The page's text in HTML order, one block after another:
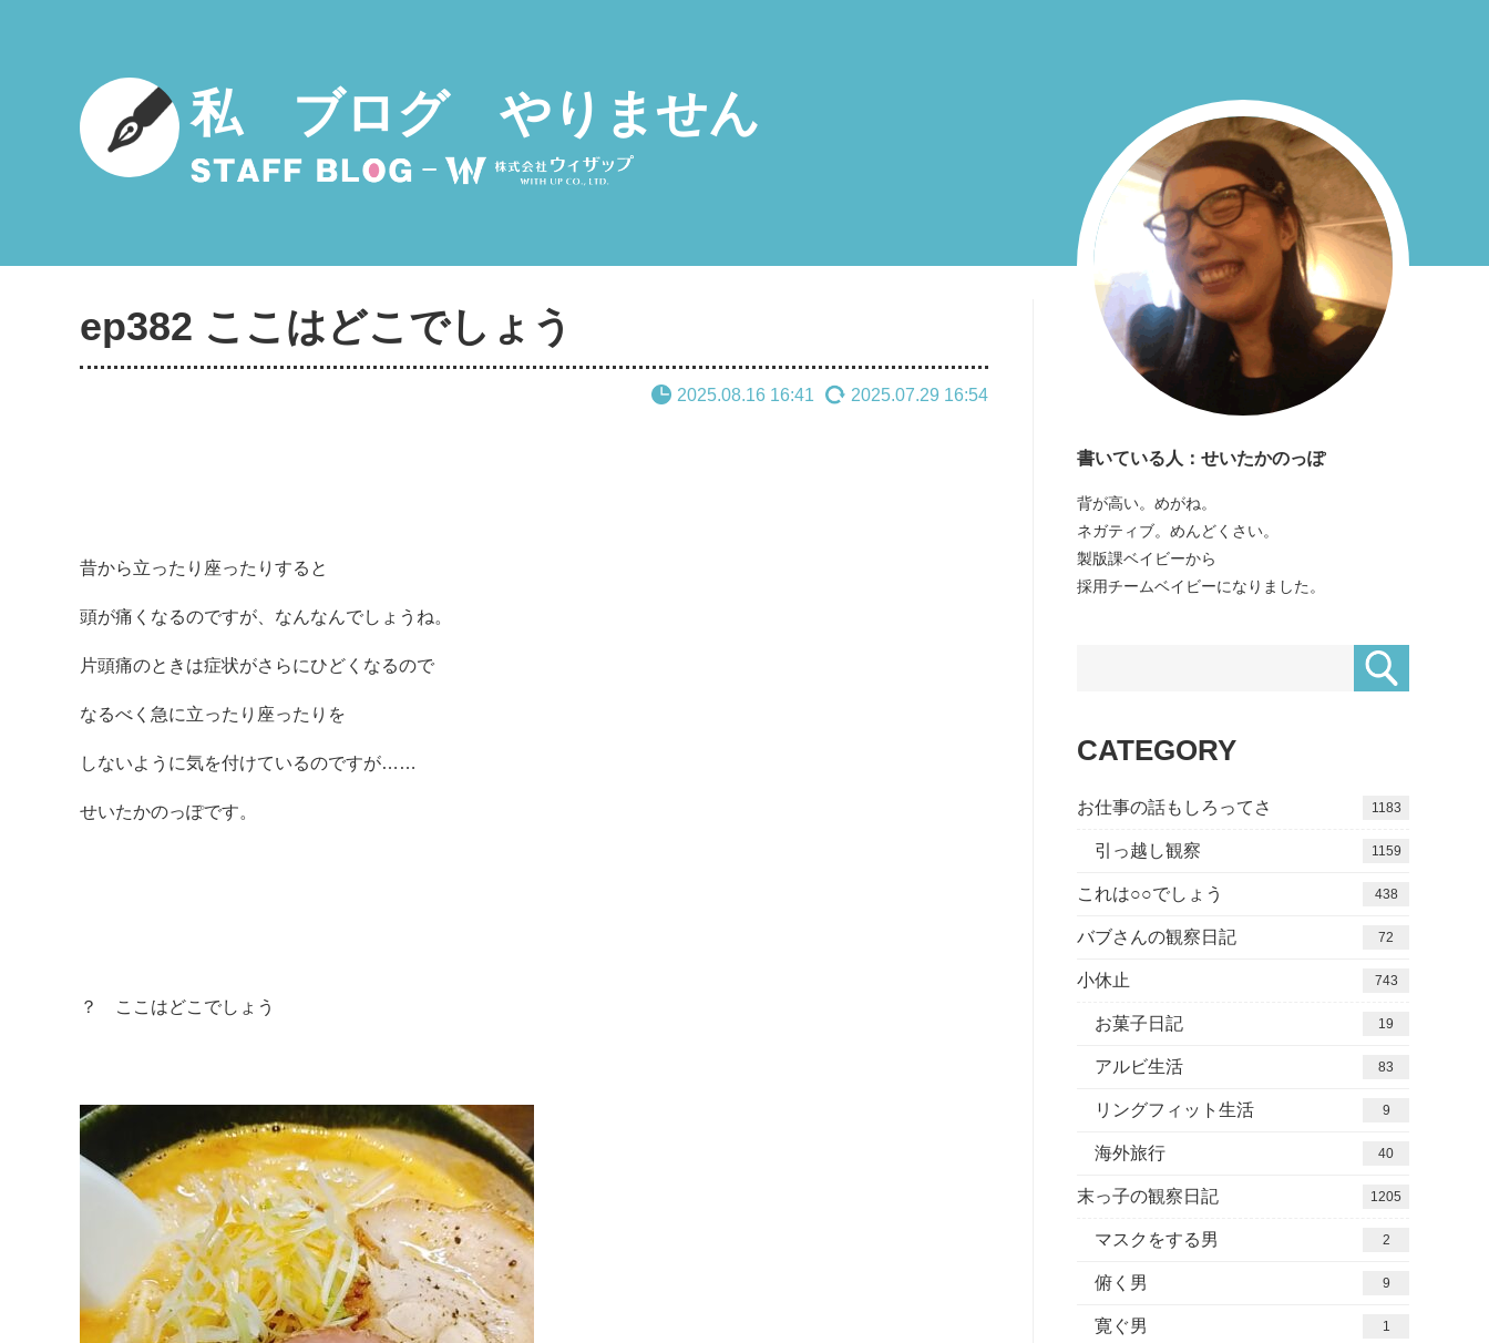
私 ブログ やりません
ep382 ここはどこでしょう
2025.08.16 16:41 2025.07.29 16:54
昔から立ったり座ったりすると
頭が痛くなるのですが、なんなんでしょうね。
片頭痛のときは症状がさらにひどくなるので
なるべく急に立ったり座ったりを
しないように気を付けているのですが……
せいたかのっぽです。
？ ここはどこでしょう
書いている人：せいたかのっぽ
背が高い。めがね。
ネガティブ。めんどくさい。
製版課ベイビーから
採用チームベイビーになりました。
CATEGORY
お仕事の話もしろってさ 1183
引っ越し観察 1159
これは○○でしょう 438
バブさんの観察日記 72
小休止 743
お菓子日記 19
アルビ生活 83
リングフィット生活 9
海外旅行 40
末っ子の観察日記 1205
マスクをする男 2
俯く男 9
寛ぐ男 1